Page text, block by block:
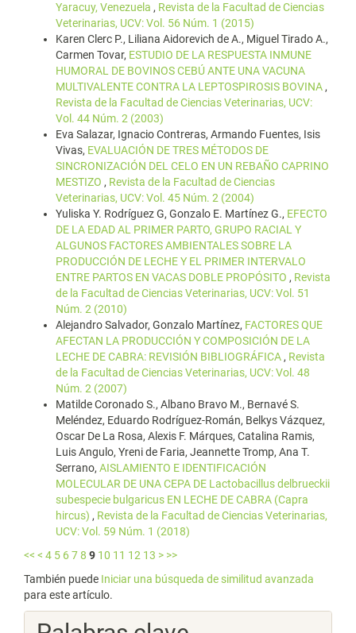
Yaracuy, Venezuela , Revista de la Facultad de Ciencias
Veterinarias, UCV: Vol. 56 Núm. 1 (2015)
Karen Clerc P., Liliana Aidorevich de A., Miguel Tirado A.,
Carmen Tovar, ESTUDIO DE LA RESPUESTA INMUNE
HUMORAL DE BOVINOS CEBÚ ANTE UNA VACUNA
MULTIVALENTE CONTRA LA LEPTOSPIROSIS BOVINA,
Revista de la Facultad de Ciencias Veterinarias, UCV:
Vol. 44 Núm. 2 (2003)
Eva Salazar, Ignacio Contreras, Armando Fuentes, Isis
Vivas, EVALUACIÓN DE TRES MÉTODOS DE
SINCRONIZACIÓN DEL CELO EN UN REBAÑO CAPRINO
MESTIZO , Revista de la Facultad de Ciencias
Veterinarias, UCV: Vol. 45 Núm. 2 (2004)
Yuliska Y. Rodríguez G, Gonzalo E. Martínez G., EFECTO
DE LA EDAD AL PRIMER PARTO, GRUPO RACIAL Y
ALGUNOS FACTORES AMBIENTALES SOBRE LA
PRODUCCIÓN DE LECHE Y EL PRIMER INTERVALO
ENTRE PARTOS EN VACAS DOBLE PROPÓSITO , Revista
de la Facultad de Ciencias Veterinarias, UCV: Vol. 51
Núm. 2 (2010)
Alejandro Salvador, Gonzalo Martínez, FACTORES QUE
AFECTAN LA PRODUCCIÓN Y COMPOSICIÓN DE LA
LECHE DE CABRA: REVISIÓN BIBLIOGRÁFICA, Revista
de la Facultad de Ciencias Veterinarias, UCV: Vol. 48
Núm. 2 (2007)
Matilde Coronado S., Albano Bravo M., Bernavé S.
Meléndez, Eduardo Rodríguez-Román, Belkys Vázquez,
Oscar De La Rosa, Alexis F. Márques, Catalina Ramis,
Luis Angulo, Yreni de Faria, Jeannette Tromp, Ana T.
Serrano, AISLAMIENTO E IDENTIFICACIÓN
MOLECULAR DE UNA CEPA DE Lactobacillus delbrueckii
subespecie bulgaricus EN LECHE DE CABRA (Capra
hircus) , Revista de la Facultad de Ciencias Veterinarias,
UCV: Vol. 59 Núm. 1 (2018)
<< < 4 5 678 9 10 11 12 13 > >>
También puede Iniciar una búsqueda de similitud avanzada
para este artículo.